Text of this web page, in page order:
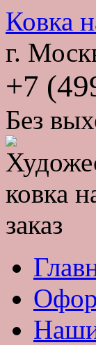
Ковка
г.
+7
Без